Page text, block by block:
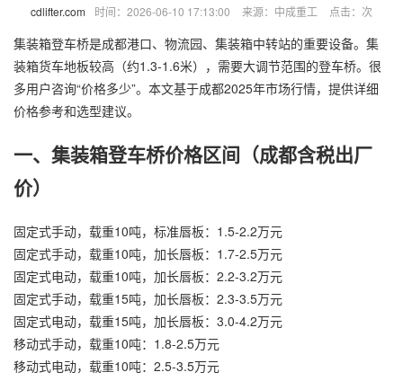
cdlifter.com 时间：2026-06-10 17:13:00 来源：中成重工 点击： 次
集装箱登车桥是成都港口、物流园、集装箱中转站的重要设备。集
装箱货车地板较高（约1.3-1.6米），需要大调节范围的登车桥。很
多用户咨询“价格多少”。本文基于成都2025年市场行情，提供详细
价格参考和选型建议。
一、集装箱登车桥价格区间（成都含税出厂
价）
固定式手动，载重10吨，标准唇板：1.5-2.2万元
固定式手动，载重10吨，加长唇板：1.7-2.5万元
固定式电动，载重10吨，加长唇板：2.2-3.2万元
固定式手动，载重15吨，加长唇板：2.3-3.5万元
固定式电动，载重15吨，加长唇板：3.0-4.2万元
移动式手动，载重10吨：1.8-2.5万元
移动式电动，载重10吨：2.5-3.5万元